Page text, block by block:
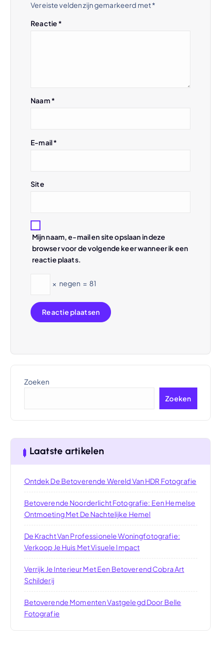
Vereiste velden zijn gemarkeerd met*
Reactie *
Naam*
E-mail*
Site
Mijn naam, e-mail en site opslaan in deze
browser voor de volgende keer wanneer ik een
reactie plaats.
× negen = 81
Zoeken
Zoeken
Laatste artikelen
Ontdek De Betoverende Wereld Van HDR Fotografie
Betoverende Noorderlicht Fotografie: Een Hemelse
Ontmoeting Met De Nachtelijke Hemel
De Kracht Van Professionele Woningfotografie:
Verkoop Je Huis Met Visuele Impact
Verrijk Je Interieur Met Een Betoverend Cobra Art
Schilderij
Betoverende Momenten Vastgelegd Door Belle
Fotografie